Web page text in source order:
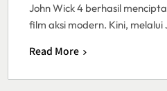
John Wick 4 berhasil
film aksi modern. Kini, melalui
Read More